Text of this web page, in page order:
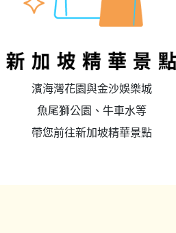
濱海灣花園與金沙娛樂城
魚尾獅公園、牛車水等
帶您前往新加坡精華景點